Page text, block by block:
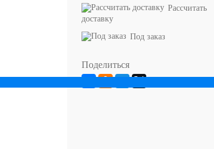
Рассчитать
доставку
Под заказ
Поделиться